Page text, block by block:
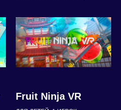
Fruit Ninja VR